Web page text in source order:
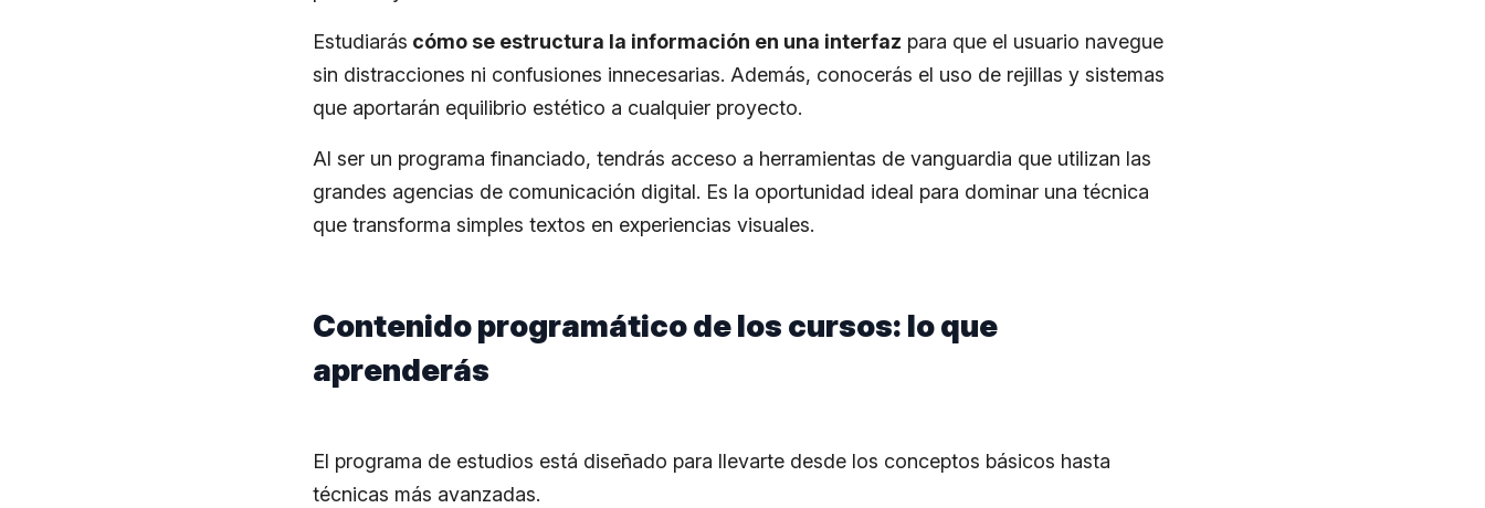
Estudiarás cómo se estructura la información en una interfaz para que el usuario navegue
sin distracciones ni confusiones innecesarias. Además, conocerás el uso de rejillas y sistemas
que aportarán equilibrio estético a cualquier proyecto.
Al ser un programa financiado, tendrás acceso a herramientas de vanguardia que utilizan las
grandes agencias de comunicación digital. Es la oportunidad ideal para dominar una técnica
que transforma simples textos en experiencias visuales.
Contenido programático de los cursos: lo que
aprenderás
El programa de estudios está diseñado para llevarte desde los conceptos básicos hasta
técnicas más avanzadas.